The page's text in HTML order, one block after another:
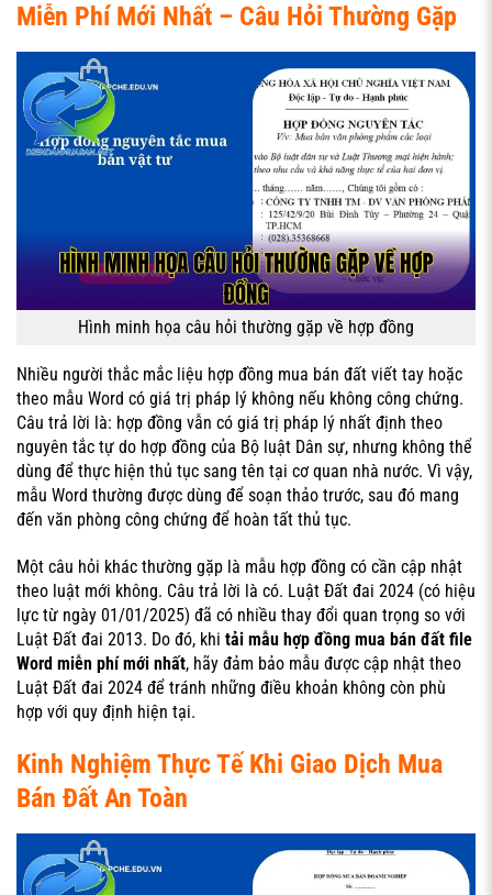
Miễn Phí Mới Nhất – Câu Hỏi Thường Gặp
Hình minh họa câu hỏi thường gặp về hợp đồng
Nhiều người thắc mắc liệu hợp đồng mua bán đất viết tay hoặc
theo mẫu Word có giá trị pháp lý không nếu không công chứng.
Câu trả lời là: hợp đồng vẫn có giá trị pháp lý nhất định theo
nguyên tắc tự do hợp đồng của Bộ luật Dân sự, nhưng không thể
dùng để thực hiện thủ tục sang tên tại cơ quan nhà nước. Vì vậy,
mẫu Word thường được dùng để soạn thảo trước, sau đó mang
đến văn phòng công chứng để hoàn tất thủ tục.
Một câu hỏi khác thường gặp là mẫu hợp đồng có cần cập nhật
theo luật mới không. Câu trả lời là có. Luật Đất đai 2024 (có hiệu
lực từ ngày 01/01/2025) đã có nhiều thay đổi quan trọng so với
Luật Đất đai 2013. Do đó, khi tải mẫu hợp đồng mua bán đất file
Word miễn phí mới nhất, hãy đảm bảo mẫu được cập nhật theo
Luật Đất đai 2024 để tránh những điều khoản không còn phù
hợp với quy định hiện tại.
Kinh Nghiệm Thực Tế Khi Giao Dịch Mua
Bán Đất An Toàn